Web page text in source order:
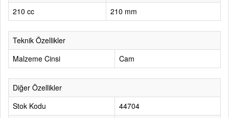
210 cc
210 mm
Teknik Özellikler
Malzeme Cinsi
Cam
Diğer Özellikler
Stok Kodu
44704